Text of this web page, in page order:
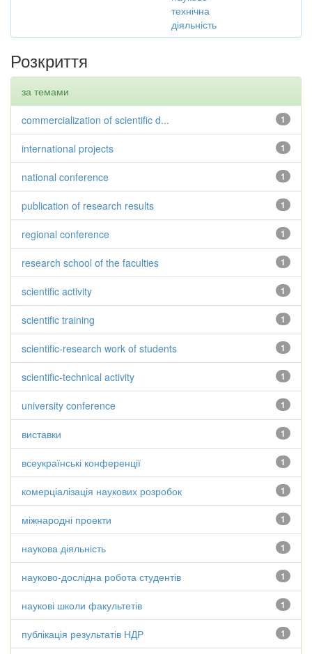
технічна
діяльність
Розкриття
за темами
1
commercialization of scientific d...
1
international projects
1
national conference
1
publication of research results
1
regional conference
1
research school of the faculties
1
scientific activity
1
scientific training
1
scientific-research work of students
1
scientific-technical activity
1
university conference
1
виставки
1
всеукраїнські конференції
1
комерціалізація наукових розробок
1
міжнародні проекти
1
наукова діяльність
1
науково-дослідна робота студентів
1
наукові школи факультетів
1
публікація результатів НДР